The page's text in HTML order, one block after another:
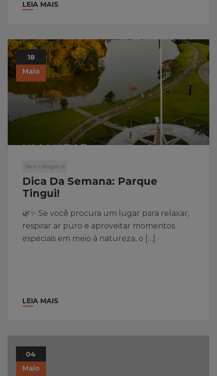
LEIA MAIS
18
Maio
Sem categoria
Dica Da Semana: Parque
Tingui!
🌿✨ Se você procura um lugar para relaxar,
respirar ar puro e aproveitar momentos
especiais em meio à natureza, o […]
LEIA MAIS
04
Maio